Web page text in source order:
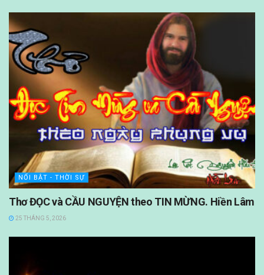
NỔI BẬT - THỜI SỰ
Thơ ĐỌC và CẦU NGUYỆN theo TIN MỪNG. Hiền Lâm
25 THÁNG 5, 2026